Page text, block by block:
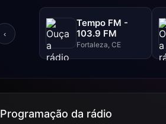
‹
Tempo FM -
103.9 FM
Fortaleza, CE
Programação da rádio